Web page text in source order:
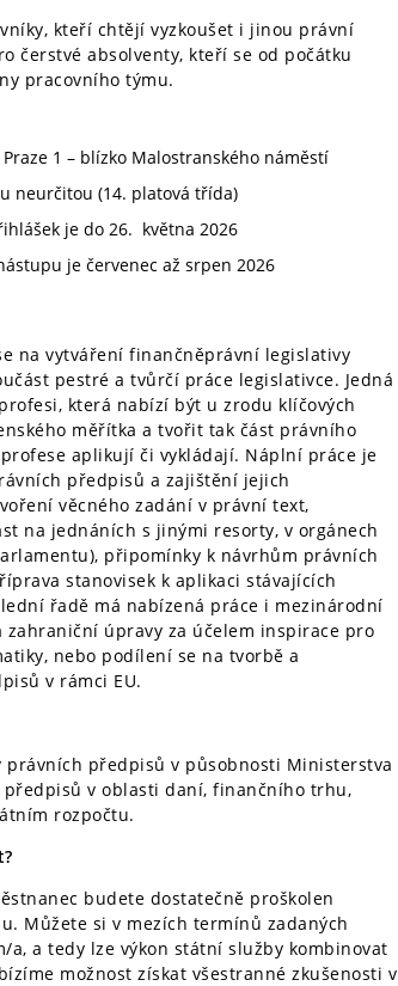
kteří chtějí vyzkoušet i jinou právní
čerstvé absolventy, kteří se od počátku
pracovního týmu.
1 – blízko Malostranského náměstí
neurčitou (14. platová třída)
je do 26. května 2026
je červenec až srpen 2026
na vytváření finančněprávní legislativy
pestré a tvůrčí práce legislativce. Jedná
která nabízí být u zrodu klíčových
měřítka a tvořit tak část právního
aplikují či vykládají. Náplní práce je
předpisů a zajištění jejich
věcného zadání v právní text,
na jednáních s jinými resorty, v orgánech
připomínky k návrhům právních
stanovisek k aplikaci stávajících
řadě má nabízená práce i mezinárodní
úpravy za účelem inspirace pro
nebo podílení se na tvorbě a
v rámci EU.
předpisů v působnosti Ministerstva
v oblasti daní, finančního trhu,
rozpočtu.
budete dostatečně proškolen
Můžete si v mezích termínů zadaných
a, a tedy lze výkon státní služby kombinovat
možnost získat všestranné zkušenosti v